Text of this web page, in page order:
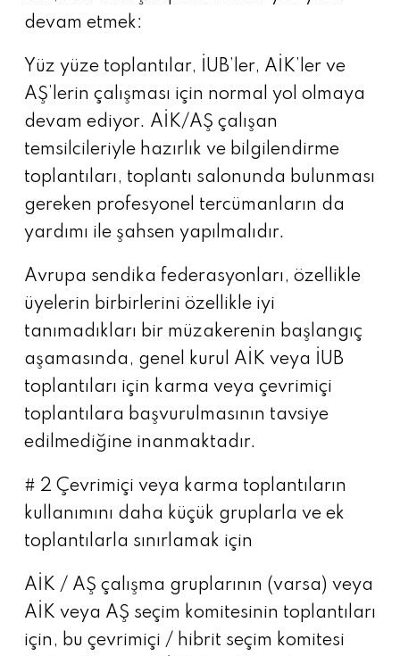
devam etmek:
Yüz yüze toplantılar, İUB’ler, AİK’ler ve
AŞ’lerin çalışması için normal yol olmaya
devam ediyor. AİK/AŞ çalışan
temsilcileriyle hazırlık ve bilgilendirme
toplantıları, toplantı salonunda bulunması
gereken profesyonel tercümanların da
yardımı ile şahsen yapılmalıdır.
Avrupa sendika federasyonları, özellikle
üyelerin birbirlerini özellikle iyi
tanımadıkları bir müzakerenin başlangıç
aşamasında, genel kurul AİK veya İUB
toplantıları için karma veya çevrimiçi
toplantılara başvurulmasının tavsiye
edilmediğine inanmaktadır.
# 2 Çevrimiçi veya karma toplantıların
kullanımını daha küçük gruplarla ve ek
toplantılarla sınırlamak için
AİK / AŞ çalışma gruplarının (varsa) veya
AİK veya AŞ seçim komitesinin toplantıları
için, bu çevrimiçi / hibrit seçim komitesi